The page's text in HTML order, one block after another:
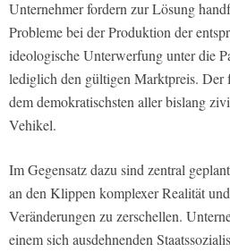
Unternehmer fordern zur Lösung
Probleme bei der Produktion der
ideologische Unterwerfung unter die
lediglich den gültigen Marktpreis. Der
dem demokratischsten aller bislang
Vehikel.
Im Gegensatz dazu sind zentral
an den Klippen komplexer Realität
Veränderungen zu zerschellen.
einem sich ausdehnenden